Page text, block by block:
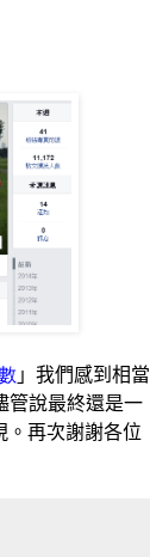
」我們感到相當
管說最終還是一
。再次謝謝各位